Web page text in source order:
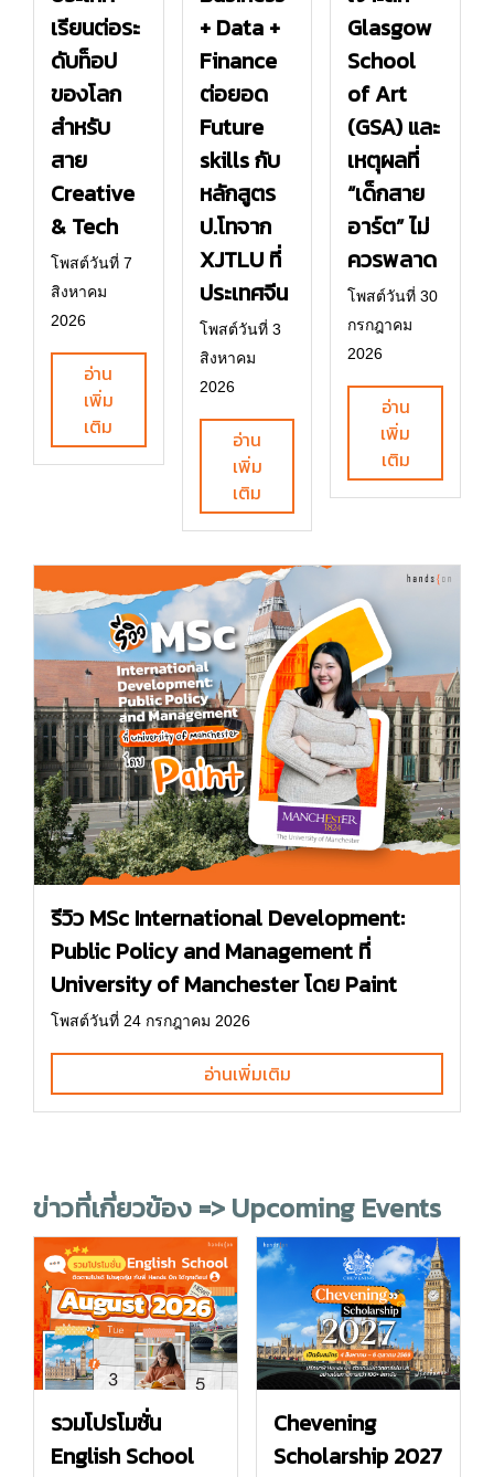
เรียนต่อระ
ดับท็อป
ของโลก
สำหรับ
สาย
Creative
& Tech
โพสต์วันที่ 7
สิงหาคม
2026
อ่าน
เพิ่ม
เติม
+ Data +
Finance
ต่อยอด
Future
skills กับ
หลักสูตร
ป.โทจาก
XJTLU ที่
ประเทศจีน
โพสต์วันที่ 3
สิงหาคม
2026
อ่าน
เพิ่ม
เติม
Glasgow
School
of Art
(GSA) และ
เหตุผลที่
“เด็กสาย
อาร์ต” ไม่
ควรพลาด
โพสต์วันที่ 30
กรกฎาคม
2026
อ่าน
เพิ่ม
เติม
รีวิว MSc International Development:
Public Policy and Management ที่
University of Manchester โดย Paint
โพสต์วันที่ 24 กรกฎาคม 2026
อ่านเพิ่มเติม
ข่าวที่เกี่ยวข้อง => Upcoming Events
รวมโปรโมชั่น
English School
Chevening
Scholarship 2027